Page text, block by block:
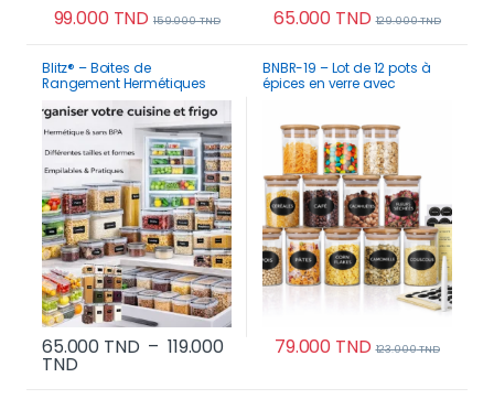
99.000TND 159.000TND 65.000 TND 129.000TND
Blitz® – Boites de
Rangement Hermétiques
Multi Tailles Pour Maison et
Cuisine Organisation
Parfaite
65.000 TND – 119.000
TNDPlage de prix : 65.000 TND à 119.000 TND
BNBR-19 – Lot de 12 pots à
épices en verre avec
79.000 TND 123.000TND